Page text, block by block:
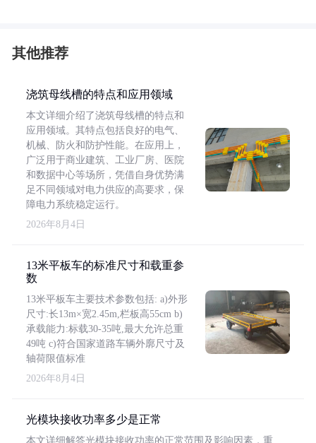
其他推荐
浇筑母线槽的特点和应用领域
本文详细介绍了浇筑母线槽的特点和
应用领域。其特点包括良好的电气、
机械、防火和防护性能。在应用上，
广泛用于商业建筑、工业厂房、医院
和数据中心等场所，凭借自身优势满
足不同领域对电力供应的高要求，保
障电力系统稳定运行。
2026年8月4日
13米平板车的标准尺寸和载重参
数
13米平板车主要技术参数包括: a)外形
尺寸:长13m×宽2.45m,栏板高55cm b)
承载能力:标载30-35吨,最大允许总重
49吨 c)符合国家道路车辆外廓尺寸及
轴荷限值标准
2026年8月4日
光模块接收功率多少是正常
本文详细解答光模块接收功率的正常范围及影响因素，重